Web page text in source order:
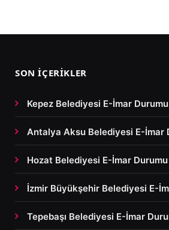
SON İÇERIKLER
Kepez Belediyesi E-İmar
Antalya Aksu Belediyesi E-İmar
Hozat Belediyesi E-İmar
İzmir Büyükşehir Belediyesi E-
Tepebaşı Belediyesi E-İmar